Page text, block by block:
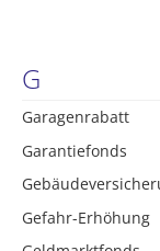
G
Garagenrabatt
Garantiefonds
Gefahr-Erhöhung